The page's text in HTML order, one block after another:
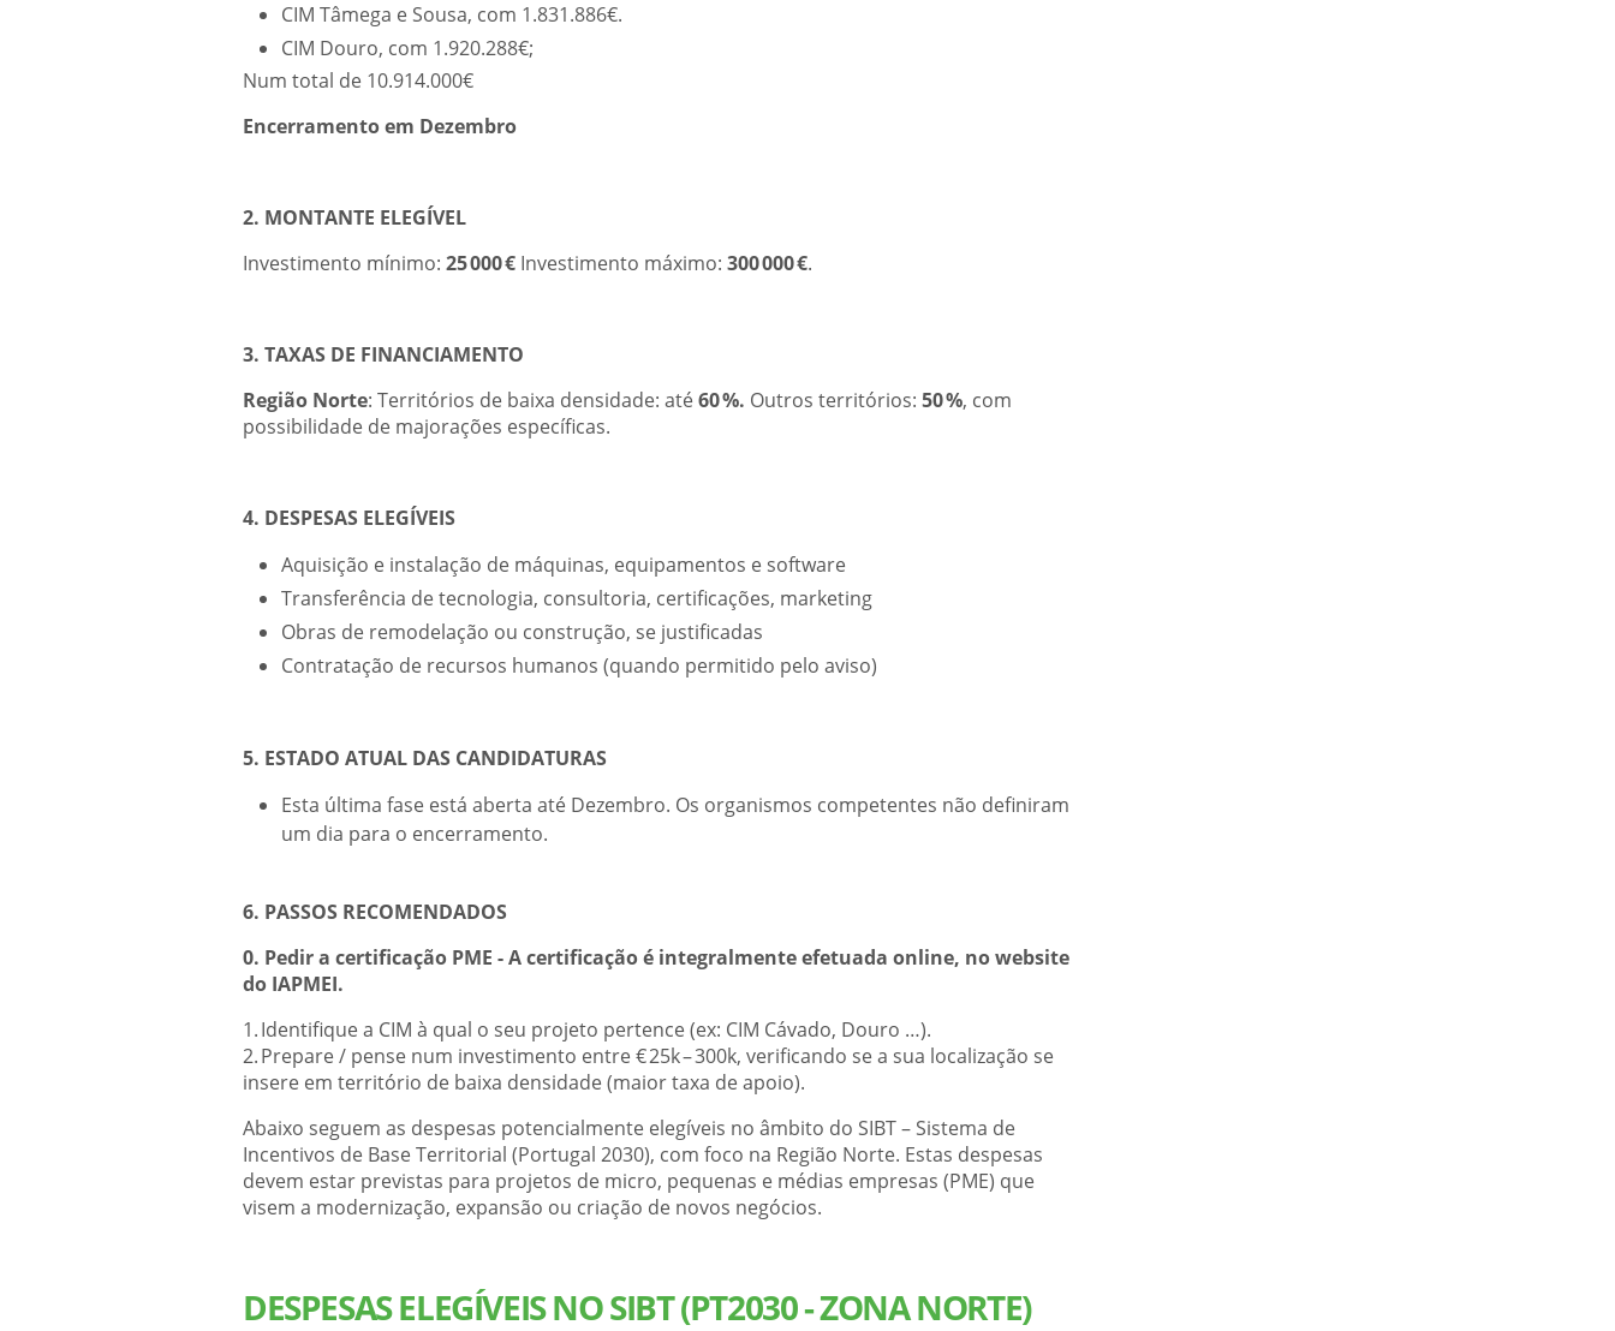
CIM Tâmega e Sousa, com 1.831.886€.
CIM Douro, com 1.920.288€;
Num total de 10.914.000€
Encerramento em Dezembro
2. MONTANTE ELEGÍVEL
Investimento mínimo: 25 000 € Investimento máximo: 300 000 €.
3. TAXAS DE FINANCIAMENTO
Região Norte: Territórios de baixa densidade: até60 %. Outros territórios: 50 %, com
possibilidade de majorações específicas.
4. DESPESAS ELEGÍVEIS
Aquisição e instalação de máquinas, equipamentos e software
Transferência de tecnologia, consultoria, certificações, marketing
Obras de remodelação ou construção, se justificadas
Contratação de recursos humanos (quando permitido pelo aviso)
5. ESTADO ATUAL DAS CANDIDATURAS
Esta última fase está aberta até Dezembro. Os organismos competentes não definiram
um dia para o encerramento.
6. PASSOS RECOMENDADOS
0. Pedir a certificação PME - A certificação é integralmente efetuada online, no website
do IAPMEI.
1. Identifique a CIM à qual o seu projeto pertence (ex: CIM Cávado, Douro …).
2. Prepare / pense num investimento entre € 25k – 300k, verificando se a sua localização se
insere em território de baixa densidade (maior taxa de apoio).
Abaixo seguem as despesas potencialmente elegíveis no âmbito do SIBT – Sistema de
Incentivos de Base Territorial (Portugal 2030), com foco na Região Norte. Estas despesas
devem estar previstas para projetos de micro, pequenas e médias empresas (PME) que
visem a modernização, expansão ou criação de novos negócios.
DESPESAS ELEGÍVEIS NO SIBT (PT2030 - ZONA NORTE)